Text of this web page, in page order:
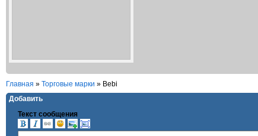
Главная » Торговые марки » Bebi
Добавить
Текст сообщения